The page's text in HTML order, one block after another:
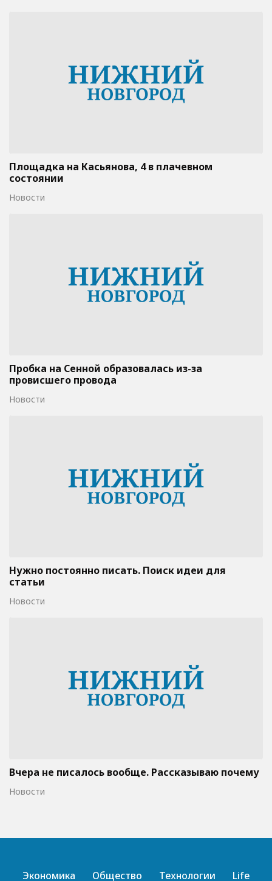
Площадка на Касьянова, 4 в плачевном
состоянии
Новости
Пробка на Сенной образовалась из-за
провисшего провода
Новости
Нужно постоянно писать. Поиск идеи для
статьи
Новости
Вчера не писалось вообще. Рассказываю почему
Новости
Экономика Общество Технологии Life